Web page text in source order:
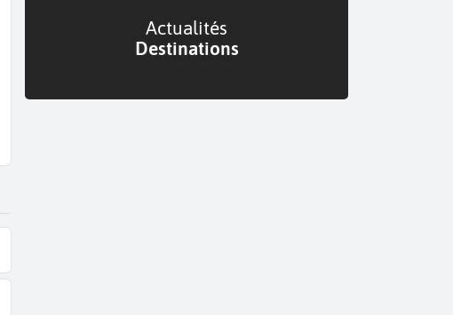
Actualités
Destinations